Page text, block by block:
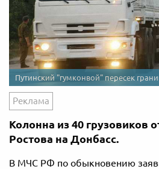
Путинский "гумконвой" пересек
Реклама
Колонна из 40 грузовиков
Ростова на Донбасс.
В МЧС РФ по обыкновению